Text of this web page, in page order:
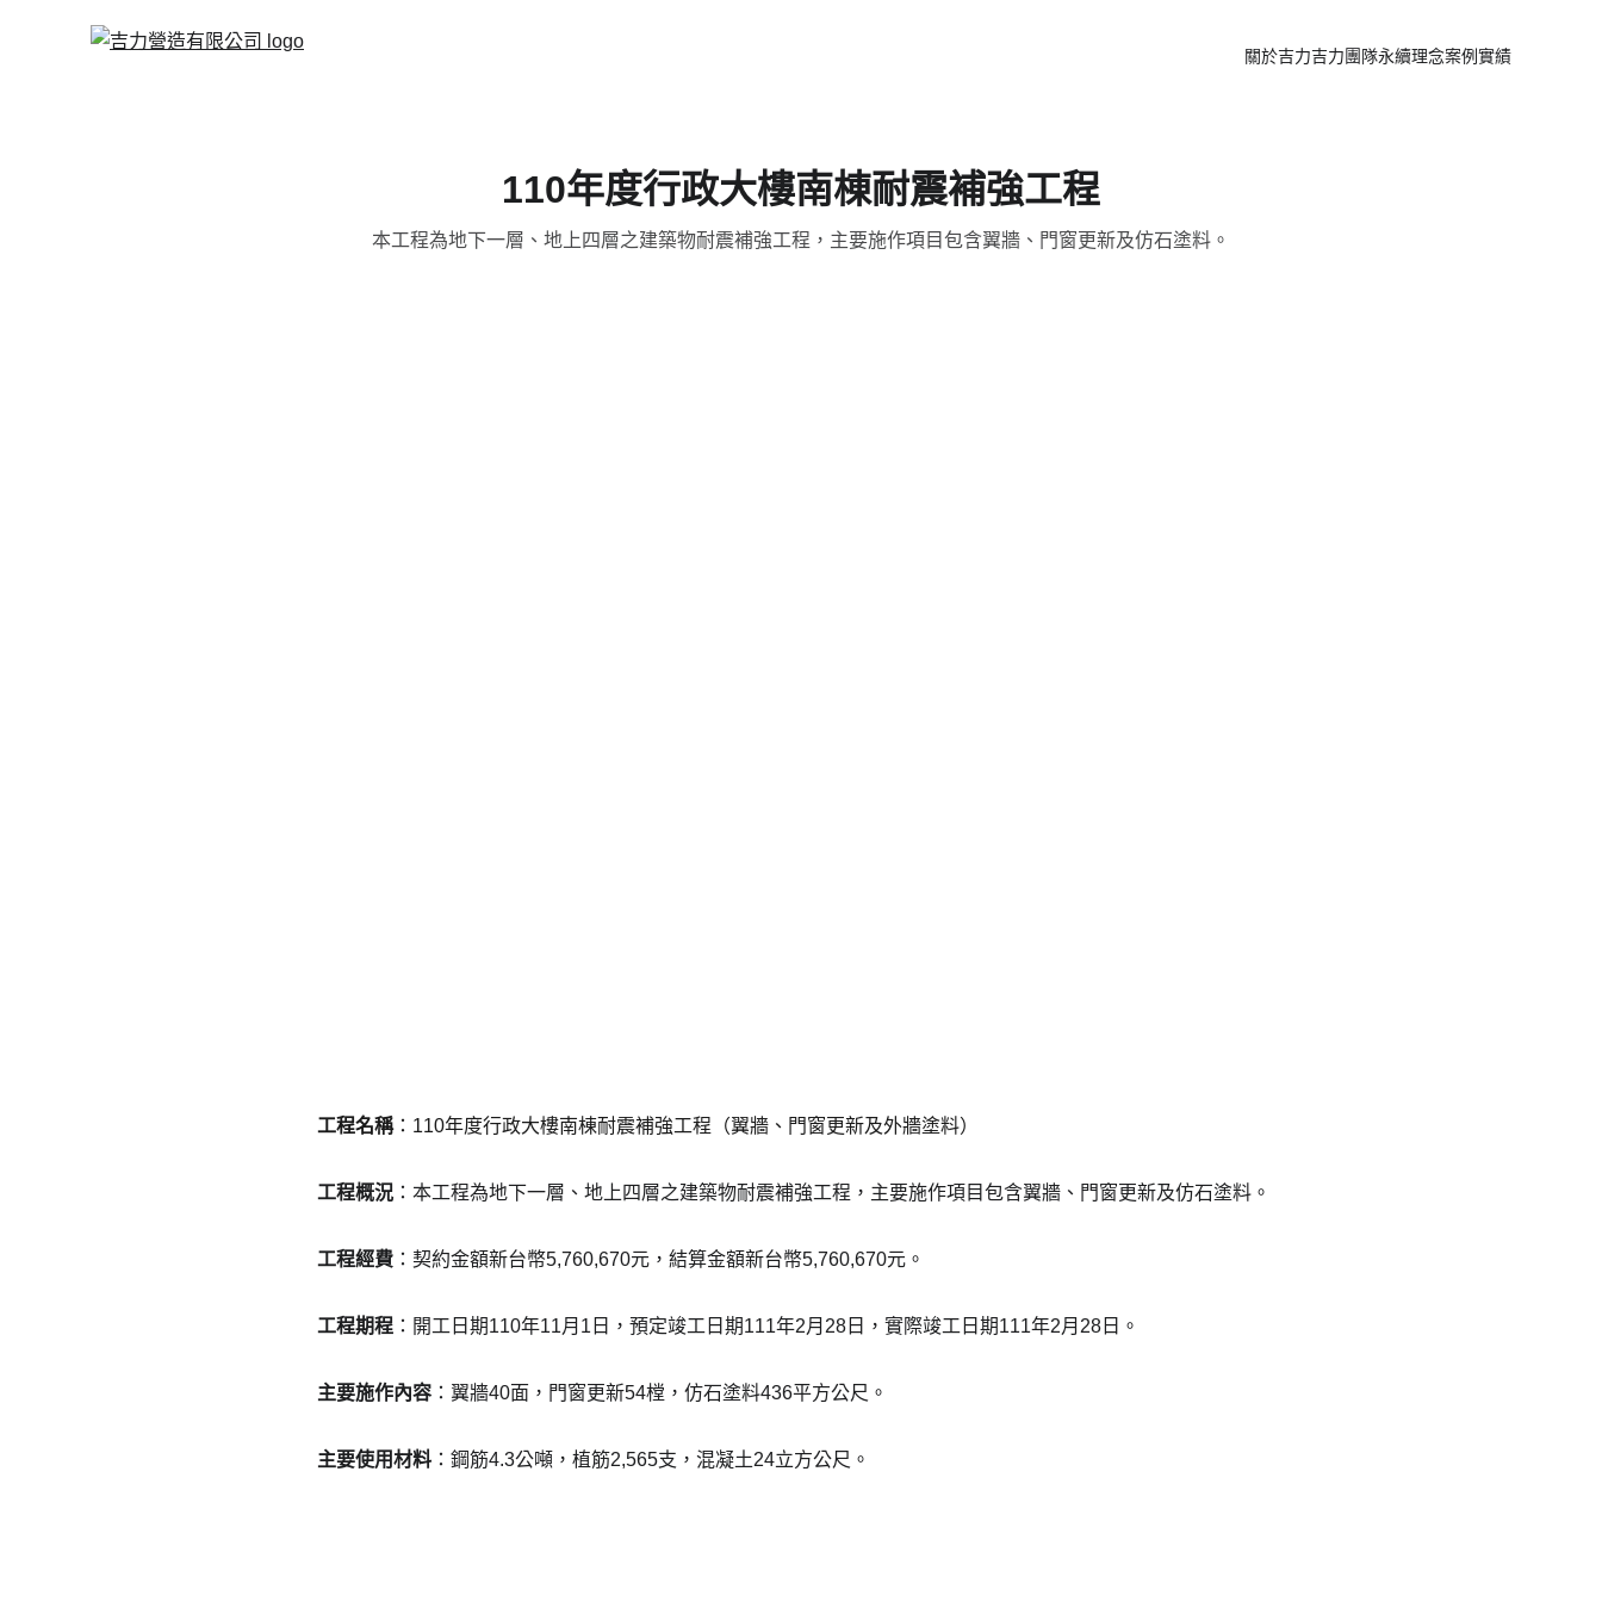
關於吉力吉力團隊永續理念案例實績
110年度行政大樓南棟耐震補強工程
本工程為地下一層、地上四層之建築物耐震補強工程，主要施作項目包含翼牆、門窗更新及仿石塗料。
工程名稱：110年度行政大樓南棟耐震補強工程（翼牆、門窗更新及外牆塗料）
工程概況 ：本工程為地下一層、地上四層之建築物耐震補強工程，主要施作項目包含翼牆、門窗更新及仿石塗料。
工程經費 ：契約金額新台幣5,760,670元，結算金額新台幣5,760,670元。
工程期程 ：開工日期110年11月1日，預定竣工日期111年2月28日，實際竣工日期111年2月28日。
主要施作內容 ：翼牆40面，門窗更新54樘，仿石塗料436平方公尺。
主要使用材料 ：鋼筋4.3公噸，植筋2,565支，混凝土24立方公尺。